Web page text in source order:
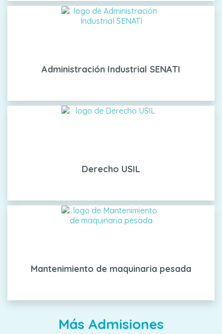
Administración Industrial SENATI
Derecho USIL
Mantenimiento de maquinaria pesada
Más Admisiones